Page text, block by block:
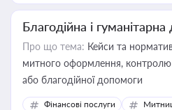
Благодійна і
Про що тема: Кейси та
митного оформлення, контролю
або благодійної допомоги
Фінансові послуги